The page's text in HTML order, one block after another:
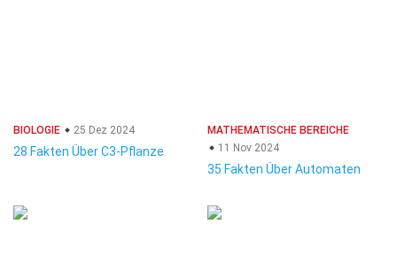
BIOLOGIE 25 Dez 2024
28 Fakten Über C3-Pflanze
MATHEMATISCHE BEREICHE
11 Nov 2024
35 Fakten Über Automaten